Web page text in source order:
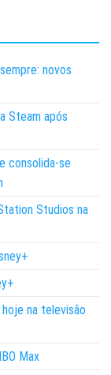
novos
Steam após
consolida-se
Studios na
na televisão
Max